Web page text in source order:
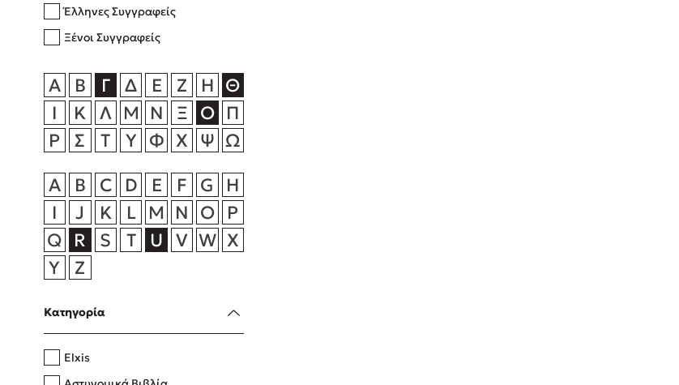
Playlist
Στέφανος Ξενάκης
Το λεξικό της ζωής σου
Κώστας Κρομμύδας
Το λιμάνι μου είσαι εσύ
Ένας γίγαντας στο σχολείο
Έλληνες Συγγραφείς
Ξένοι Συγγραφείς
Α Β Γ Δ Ε Ζ Η Θ
Ι
Κ Λ Μ Ν Ξ Ο Π
Ρ
Σ Τ Υ Φ Χ Ψ Ω
A B C D E F G
H
I
J K L M N O
P
Q
R S T U V W X
Y
Z
Κατηγορία
Elxis